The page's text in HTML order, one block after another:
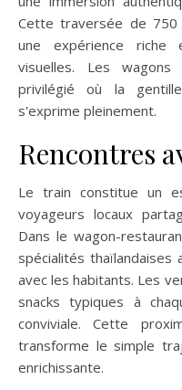
Cette traversée de 750
une expérience riche
visuelles. Les wagons
privilégié où la
s'exprime pleinement.
Rencontres
Le train constitue un
voyageurs locaux
Dans le wagon-
spécialités thaïlandaises
avec les habitants. Les
snacks typiques à
conviviale. Cette
transforme le simple
enrichissante.